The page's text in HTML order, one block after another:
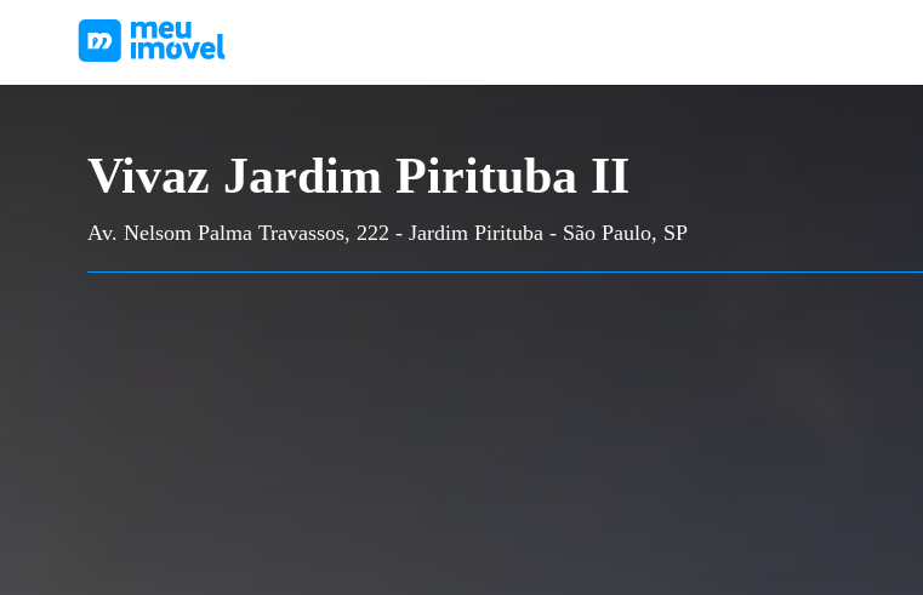
Vivaz Jardim Pirituba II
Av. Nelsom Palma Travassos, 222 - Jardim Pirituba - São Paulo, SP